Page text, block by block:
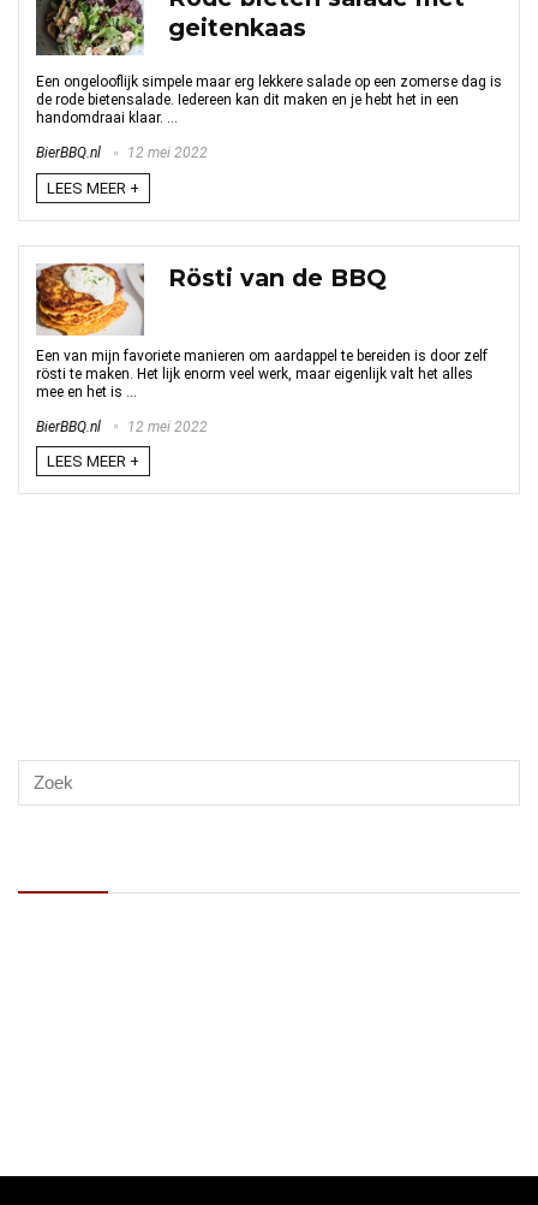
geitenkaas
Een ongelooflijk simpele maar erg lekkere salade op een zomerse dag is
de rode bietensalade. Iedereen kan dit maken en je hebt het in een
handomdraai klaar. ...
BierBBQ.nl 12 mei 2022
LEES MEER +
Rösti van de BBQ
Een van mijn favoriete manieren om aardappel te bereiden is door zelf
rösti te maken. Het lijk enorm veel werk, maar eigenlijk valt het alles
mee en het is ...
BierBBQ.nl 12 mei 2022
LEES MEER +